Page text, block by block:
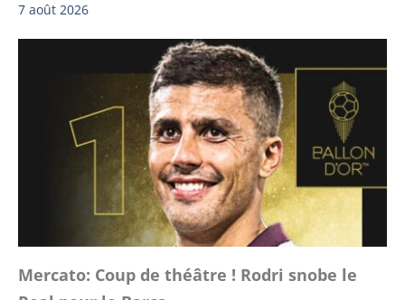
7 août 2026
Mercato: Coup de théâtre ! Rodri snobe le